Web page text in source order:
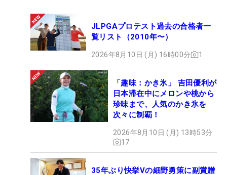
今シーズンは、開幕戦の「東建ホームメイトカッ
プ」で15位タイのスタートを切るも、これまでの19
試合で1度の棄権と9度の予選落ちを喫している。ト
ップ10入りは2回と思うような結果が残せていない
状況だ。新シャフトを投入した前戦も予選落ちでは
あったが、「初日はなかなか合わなかったけど、2
日目に調整をしたらイメージがよくなったので」
と、さらに手に馴染んだ今週に期待する。
現在賞金ランキングは58位。最終戦に出場できるの
今季の優勝者と、次週「カシオワールドオープ
ン」終了時点の賞金ランキング上位20位の選手に加
JLPGAプロテスト過去の合格者一
覧リスト（2010年〜）
2026年8月10日 (月) 16時00分 1
「趣味：かき氷」 吉田優利が
日本滞在中にメロンや桃から
珍味まで、人気のかき氷を
次々に制覇！
2026年8月10日 (月) 13時53分
17
35年ぶり快挙Vの細野勇策に副賞贈